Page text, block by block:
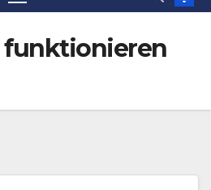
funktionieren